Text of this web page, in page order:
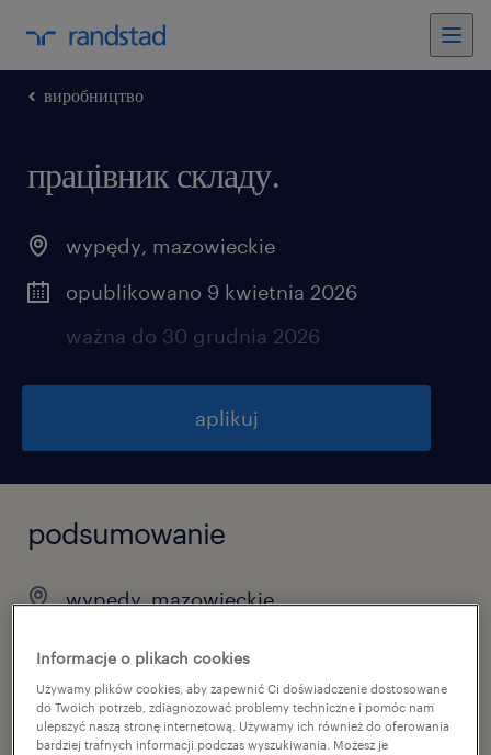
виробництво
працівник складу.
wypędy, mazowieckie
opublikowano 9 kwietnia 2026
ważna do 30 grudnia 2026
aplikuj
podsumowanie
wypędy, mazowieckie
pełen etat
Informacje o plikach cookies
Używamy plików cookies, aby zapewnić Ci doświadczenie dostosowane
do Twoich potrzeb, zdiagnozować problemy techniczne i pomóc nam
ulepszyć naszą stronę internetową. Używamy ich również do oferowania
bardziej trafnych informacji podczas wyszukiwania. Możesz je